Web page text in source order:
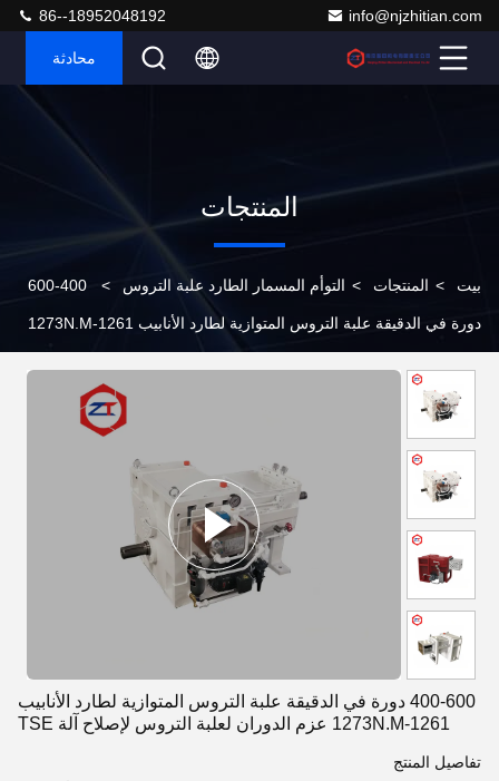
info@njzhitian.com
86--18952048192
محادثة
المنتجات
بيت > المنتجات > التوأم المسمار الطارد علبة التروس >
400-600
دورة في الدقيقة علبة التروس المتوازية لطارد الأنابيب 1261-1273N.M
400-600 دورة في الدقيقة علبة التروس المتوازية لطارد الأنابيب
1261-1273N.M عزم الدوران لعلبة التروس لإصلاح آلة TSE
تفاصيل المنتج